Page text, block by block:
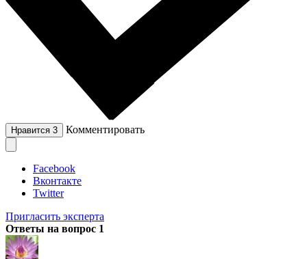
Нравится 3 Комментировать
Facebook
Вконтакте
Twitter
Пригласить эксперта
Ответы на вопрос 1